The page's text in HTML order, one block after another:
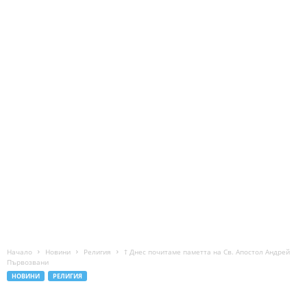
Начало Новини Религия
† Днес почитаме паметта на Св. Апостол Андрей
Първозвани
НОВИНИ РЕЛИГИЯ